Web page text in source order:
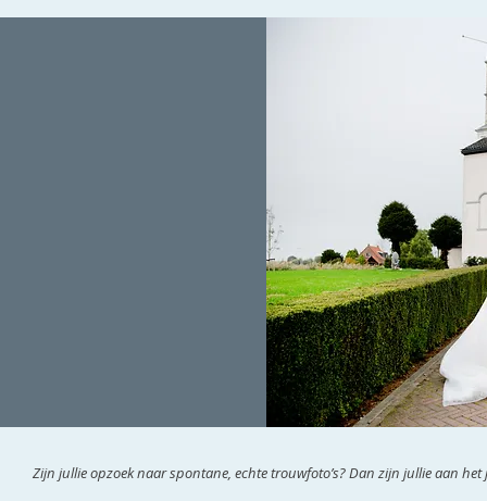
Zijn jullie opzoek naar spontane, echte trouwfoto’s? Dan zijn jullie aan